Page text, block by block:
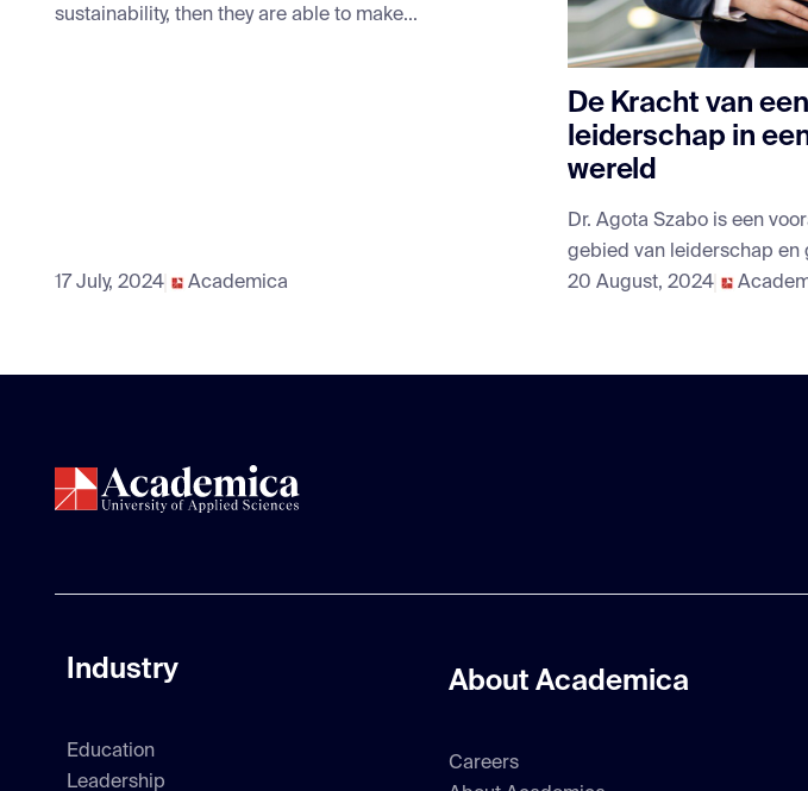
sustainability, then they are able to make...
17 July, 2024 Academica
De Kracht van
leiderschap in
wereld
Dr. Agota Szabo is een
gebied van leiderschap en
20 August, 2024
Industry
Education
Leadership
About Academica
Careers